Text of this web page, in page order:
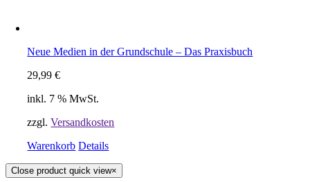
Neue Medien in der Grundschule – Das Praxisbuch
29,99€
inkl. 7 % MwSt.
zzgl.Versandkosten
Warenkorb Details
Close product quick view×